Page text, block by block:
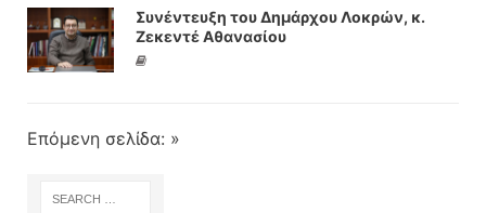
Συνέντευξη του Δημάρχου Λοκρών, κ.
Ζεκεντέ Αθανασίου
Επόμενη σελίδα: »